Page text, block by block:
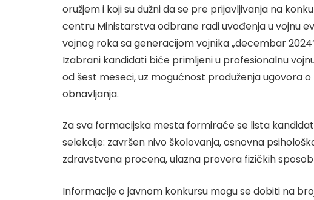
oružjem i koji su dužni da se pre prijavljivanja na
centru Ministarstva odbrane radi uvođenja u vojnu
vojnog roka sa generacijom vojnika „decembar
Izabrani kandidati biće primljeni u profesionalnu
od šest meseci, uz mogućnost produženja ugovora
obnavljanja.
Za sva formacijska mesta formiraće se lista
selekcije: završen nivo školovanja, osnovna
zdravstvena procena, ulazna provera fizičkih
Informacije o javnom konkursu mogu se dobiti na